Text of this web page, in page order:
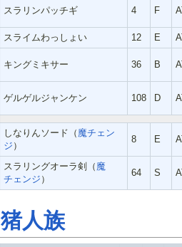
スラリンパッチギ 4 F
スライムわっしょい 12 E
キングミキサー 36 B
ゲルゲルジャンケン 108 D
しなりんソード（ 魔チェン
ジ ）
8 E
スラリングオーラ剣（ 魔
チェンジ ）
64 S
猪人族